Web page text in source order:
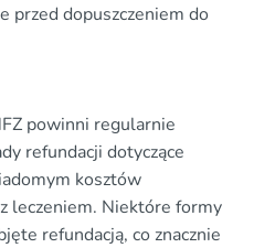
przed dopuszczeniem do
powinni regularnie
refundacji dotyczące
kosztów
leczeniem. Niektóre formy
refundacją, co znacznie